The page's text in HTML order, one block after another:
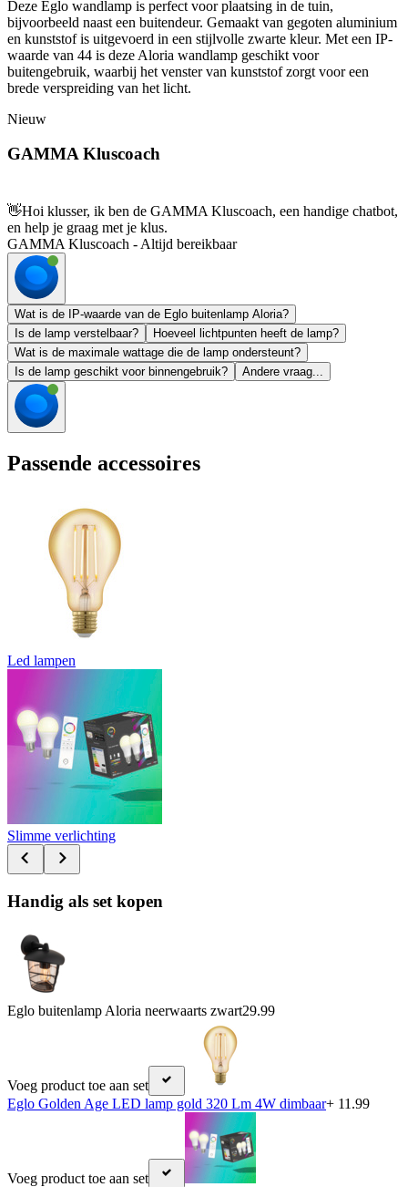
Deze Eglo wandlamp is perfect voor plaatsing in de tuin,
bijvoorbeeld naast een buitendeur. Gemaakt van gegoten aluminium
en kunststof is uitgevoerd in een stijlvolle zwarte kleur. Met een IP-
waarde van 44 is deze Aloria wandlamp geschikt voor
buitengebruik, waarbij het venster van kunststof zorgt voor een
brede verspreiding van het licht.
Nieuw
GAMMA Kluscoach
👋Hoi klusser, ik ben de GAMMA Kluscoach, een handige chatbot,
en help je graag met je klus.
GAMMA Kluscoach - Altijd bereikbaar
Wat is de IP-waarde van de Eglo buitenlamp Aloria?
Is de lamp verstelbaar?
Hoeveel lichtpunten heeft de lamp?
Wat is de maximale wattage die de lamp ondersteunt?
Is de lamp geschikt voor binnengebruik?
Andere vraag...
Passende accessoires
Led lampen
Slimme verlichting
Handig als set kopen
Eglo buitenlamp Aloria neerwaarts zwart29.99
Voeg product toe aan set
Eglo Golden Age LED lamp gold 320 Lm 4W dimbaar+ 11.99
Voeg product toe aan set